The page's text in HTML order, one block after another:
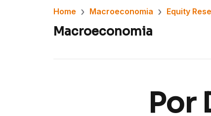
Home Macroeconomia Equity
Macroeconomia
Por